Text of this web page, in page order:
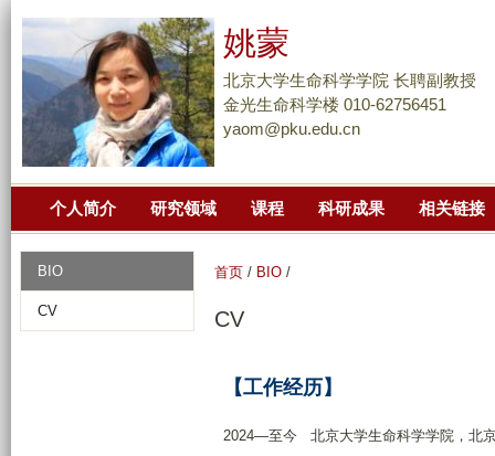
到
主
要
姚蒙
北京大学生命科学学院 长聘副教授
金光生命科学楼 010-62756451
yaom@pku.edu.cn
个人简介 研究领域 课程 科研成果 相关链接
首页 / BIO /
CV
【工作经历】
2024—至今 北京大学生命科学学院，北
BIO
CV